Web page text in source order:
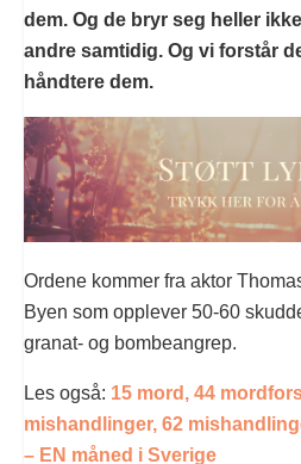
dem. Og de bryr seg heller
andre samtidig. Og vi forstår
håndtere dem.
Ordene kommer fra aktor
Byen som opplever 50-60
granat- og bombeangrep.
Les også: 15 mord, 44
mishandlinger, 62
– EN måned i Sverige